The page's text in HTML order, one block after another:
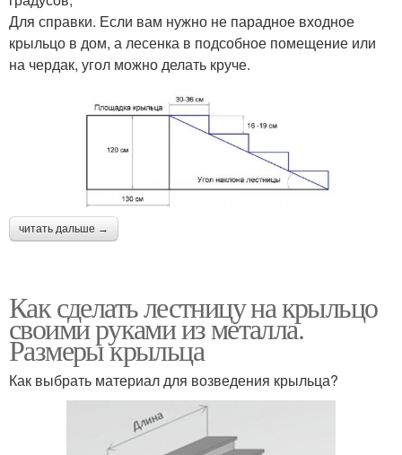
Для справки. Если вам нужно не парадное входное
крыльцо в дом, а лесенка в подсобное помещение или
на чердак, угол можно делать круче.
читать дальше →
Как сделать лестницу на крыльцо
своими руками из металла.
Размеры крыльца
Как выбрать материал для возведения крыльца?